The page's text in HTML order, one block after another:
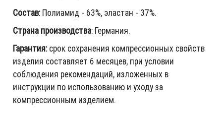
Состав:Полиамид - 63%, эластан - 37%.
Страна производства: Германия.
Гарантия:срок сохранения компрессионных свойств
изделия составляет 6 месяцев, при условии
соблюдения рекомендаций, изложенных в
инструкции по использованию и уходу за
компрессионным изделием.